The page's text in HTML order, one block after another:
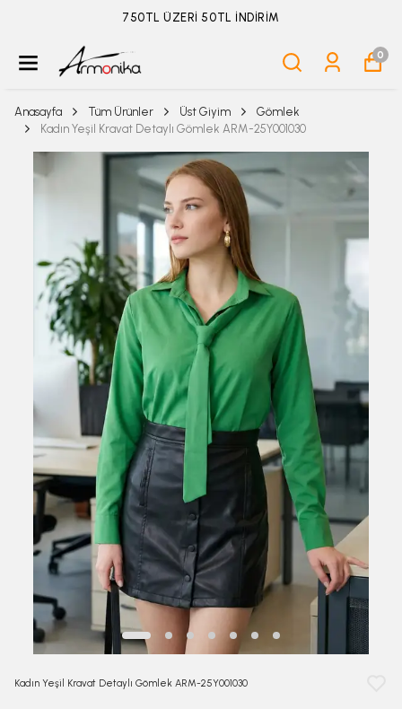
ÜYELİKSİZ SİPARİŞ İADE TALEBİ İÇİN TIKLA
0
Anasayfa Tüm Ürünler Üst Giyim
Gömlek
Kadın Yeşil Kravat Detaylı Gömlek ARM-25Y001030
Kadın Yeşil Kravat Detaylı Gömlek ARM-25Y001030